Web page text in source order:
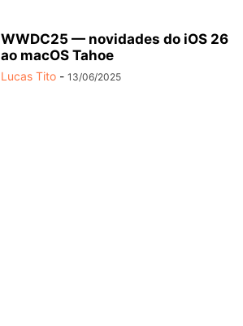
WWDC25 — novidades do iOS 26
ao macOS Tahoe
Lucas Tito - 13/06/2025